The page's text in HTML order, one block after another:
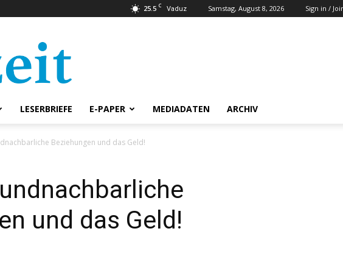
25.5 C Vaduz Samstag, August 8, 2026 Sign in /
LESERBRIEFE E-PAPER MEDIADATEN ARCHIV
Beziehungen und das Geld!
und das Geld!